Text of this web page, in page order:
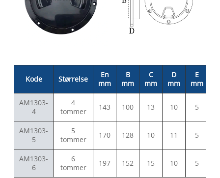
Kode Størrelse
En
mm
B
mm
C
mm
D
mm
E
mm
AM1303-
4
4
tommer
143 100 13 10 5
AM1303-
5
5
tommer
170 128 10 11 5
AM1303-
6
6
tommer
197 152 15 10 5